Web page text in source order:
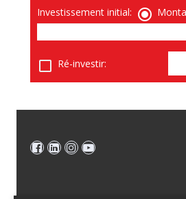
Investissement initial:
Ré-investir: